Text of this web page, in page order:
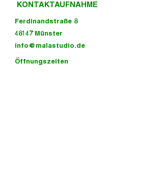
KONTAKTAUFNAHME
Ferdinandstraße 8
48147 Münster
info@malastudio.de
Öffnungszeiten